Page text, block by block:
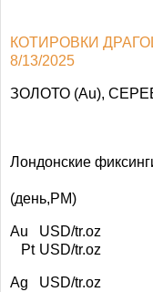
КОТИРОВКИ
8/13/2025
ЗОЛОТО (Au),
Лондонские
(день,РМ)
Au USD/tr.oz
Pt USD/tr.oz
Ag USD/tr.oz